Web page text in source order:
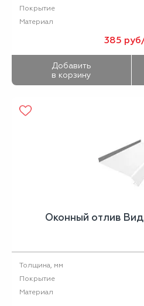
Покрытие
Материал
385
Добавить
в корзину
Оконный отлив
Толщина, мм
Покрытие
Материал